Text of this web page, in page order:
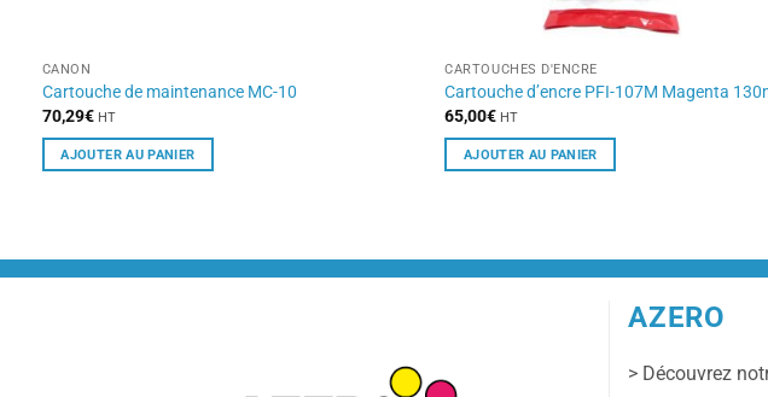
CANON
Cartouche de maintenance MC-10
70,29€ HT
AJOUTER AU PANIER
CARTOUCHES D'ENCRE
Cartouche d’encre PFI-107M Magenta
65,00€ HT
AJOUTER AU PANIER
AZERO
> Découvrez